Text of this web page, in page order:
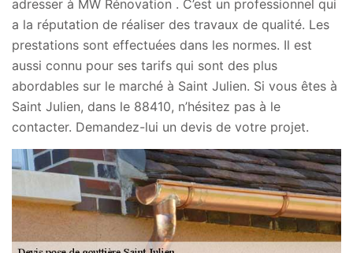
adresser à MW Rénovation . C’est un professionnel qui
a la réputation de réaliser des travaux de qualité. Les
prestations sont effectuées dans les normes. Il est
aussi connu pour ses tarifs qui sont des plus
abordables sur le marché à Saint Julien. Si vous êtes à
Saint Julien, dans le 88410, n’hésitez pas à le
contacter. Demandez-lui un devis de votre projet.